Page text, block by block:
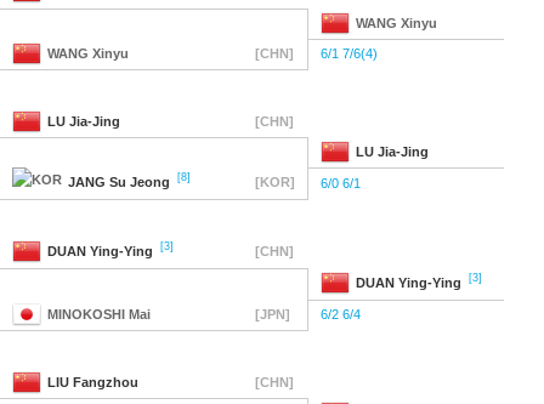
WANG Xinyu
WANG Xinyu [CHN] 6/1 7/6(4)
LU Jia-Jing [CHN]
LU Jia-Jing
JANG Su Jeong [8] [KOR] 6/0 6/1
DUAN Ying-Ying [3] [CHN]
DUAN Ying-Ying [3]
MINOKOSHI Mai [JPN] 6/2 6/4
LIU Fangzhou [CHN]